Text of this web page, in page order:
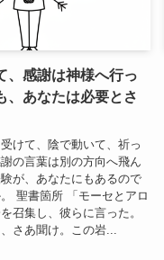
、感謝は神様へ行っ
あなたは必要とさ
けて、陰で動いて、祈っ
の言葉は別の方向へ飛ん
が、あなたにもあるので
聖書箇所 「モーセとアロ
召集し、彼らに言った。
さあ聞け。この岩...